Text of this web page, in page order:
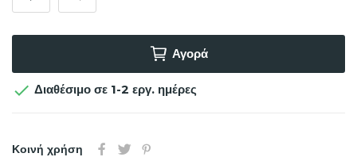
Αγορά
 Διαθέσιμο σε 1-2 εργ. ημέρες
Κοινή χρήση